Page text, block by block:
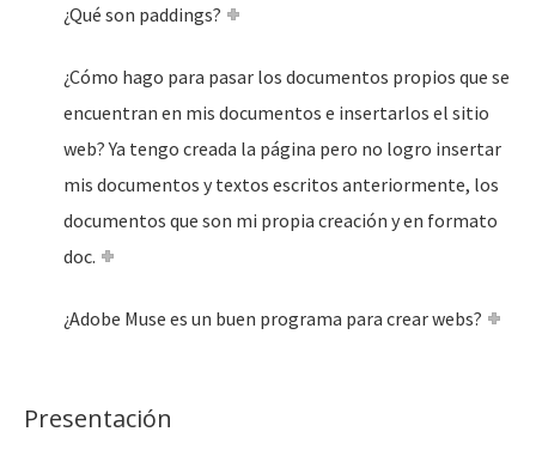
¿Qué son paddings?
¿Cómo hago para pasar los documentos propios que se
encuentran en mis documentos e insertarlos el sitio
web? Ya tengo creada la página pero no logro insertar
mis documentos y textos escritos anteriormente, los
documentos que son mi propia creación y en formato
doc.
¿Adobe Muse es un buen programa para crear webs?
Presentación